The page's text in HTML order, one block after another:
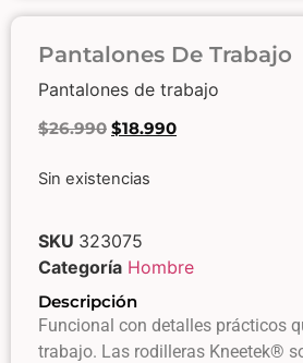
Pantalones De Trabajo
Pantalones de trabajo
$26.990 $18.990
Sin existencias
SKU 323075
Categoría Hombre
Descripción
Funcional con detalles prácticos
trabajo. Las rodilleras Kneetek®